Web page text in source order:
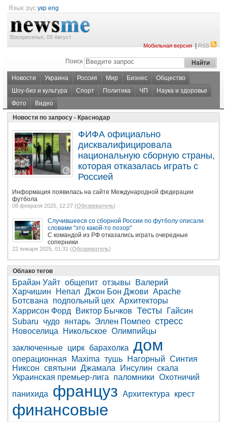
Язык: рус укр eng
Воскресенье, 09 Август
Мобильная версия|RSS
Поиск
Новости Украина Россия Мир Бизнес
Общество
Шоу-биз и культура
Спорт Политика ЧП
Наука и здоровье
Фото
Видео
Новости по запросу - Краснодар
ФИФА официально
дисквалифицировала
национальную сборную страны,
которая отказалась играть с
Россией
Информация появилась на сайте Международной федерации
футбола
08 февраля 2025, 12:27 (Обозреватель)
Случившееся со сборной России по футболу описали
словами "это какой-то позор"
С командой из РФ отказались играть очередные
соперники
22 января 2025, 01:31 (Обозреватель)
Облако тегов
Брайан Уайт общепит отзывы
Валерий
Харчишин
Непал Джон Бон Джови Apache
Ботсвана
подпольный цех Архитекторы
Харрисон Форд
Виктор Бычков Тесты
Гайсин
Subaru
чудо янтарь Эллен Помпео стресс
Новоселица Никольское Олимпийцы
заключенные цирк барахолка дом
операционная Maxima тушь Нагорный Синтия
Никсон святыни Джамала Инсулин скала
Украинская премьер-лига
паломники Охотничий
панихида
француз Архитектура крест
финансовые